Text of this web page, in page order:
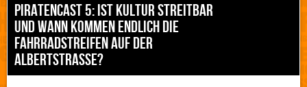
PIRATENCAST 5: IST KULTUR STREITBAR
UND WANN KOMMEN ENDLICH DIE
FAHRRADSTREIFEN AUF DER
ALBERTSTRASSE?